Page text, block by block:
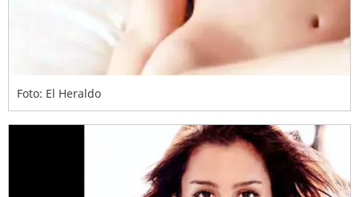
Foto: El Heraldo